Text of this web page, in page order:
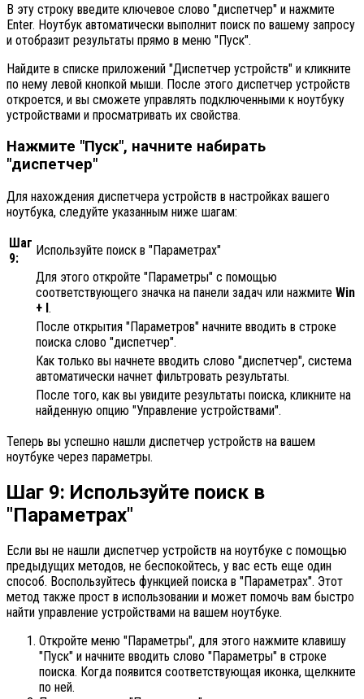
В эту строку введите ключевое слово "диспетчер" и нажмите
Enter. Ноутбук автоматически выполнит поиск по вашему запросу
и отобразит результаты прямо в меню "Пуск".
Найдите в списке приложений "Диспетчер устройств" и кликните
по нему левой кнопкой мыши. После этого диспетчер устройств
откроется, и вы сможете управлять подключенными к ноутбуку
устройствами и просматривать их свойства.
Нажмите "Пуск", начните набирать
"диспетчер"
Для нахождения диспетчера устройств в настройках вашего
ноутбука, следуйте указанным ниже шагам:
Шаг
9:
Используйте поиск в "Параметрах"
Для этого откройте "Параметры" с помощью
соответствующего значка на панели задач или нажмите Win
+ I.
После открытия "Параметров" начните вводить в строке
поиска слово "диспетчер".
Как только вы начнете вводить слово "диспетчер", система
автоматически начнет фильтровать результаты.
После того, как вы увидите результаты поиска, кликните на
найденную опцию "Управление устройствами".
Теперь вы успешно нашли диспетчер устройств на вашем
ноутбуке через параметры.
Шаг 9: Используйте поиск в
"Параметрах"
Если вы не нашли диспетчер устройств на ноутбуке с помощью
предыдущих методов, не беспокойтесь, у вас есть еще один
способ. Воспользуйтесь функцией поиска в "Параметрах". Этот
метод также прост в использовании и может помочь вам быстро
найти управление устройствами на вашем ноутбуке.
Откройте меню "Параметры", для этого нажмите клавишу
"Пуск" и начните вводить слово "Параметры" в строке
поиска. Когда появится соответствующая иконка, щелкните
по ней.